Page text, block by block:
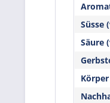
Süsse
Säure